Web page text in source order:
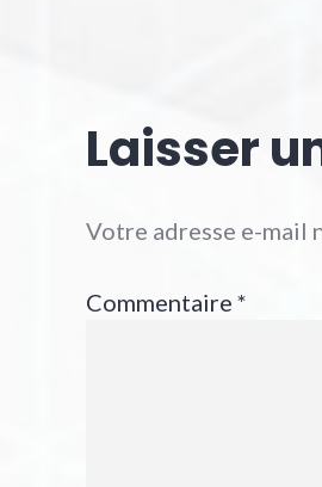
Laisser
Votre adresse e-mail
Commentaire *